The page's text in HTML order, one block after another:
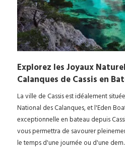
Explorez les Joyaux
Calanques de Cassis en
La ville de Cassis est idéalement
National des Calanques, et l'Eden
exceptionnelle en bateau depuis
vous permettra de savourer
le temps d'une journée ou d'une